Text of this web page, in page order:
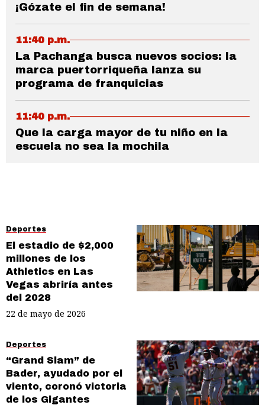
¡Gózate el fin de semana!
11:40 p.m.
La Pachanga busca nuevos socios: la
marca puertorriqueña lanza su
programa de franquicias
11:40 p.m.
Que la carga mayor de tu niño en la
escuela no sea la mochila
Deportes
El estadio de $2,000
millones de los
Athletics en Las
Vegas abriría antes
del 2028
22 de mayo de 2026
Deportes
“Grand Slam” de
Bader, ayudado por el
viento, coronó victoria
de los Gigantes